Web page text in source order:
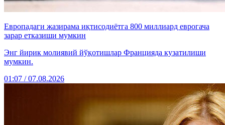
Европадаги жазирама иқтисодиётга 800 миллиард еврогача
зарар етказиши мумкин
Энг йирик молиявий йўқотишлар Францияда кузатилиши
мумкин.
01:07 / 07.08.2026